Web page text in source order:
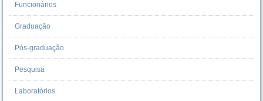
Funcionários
Graduação
Pós-graduação
Pesquisa
Laboratórios